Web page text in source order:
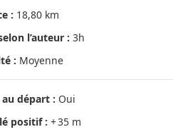
: 18,80 km
l’auteur : 3h
: Moyenne
départ : Oui
positif : + 35 m